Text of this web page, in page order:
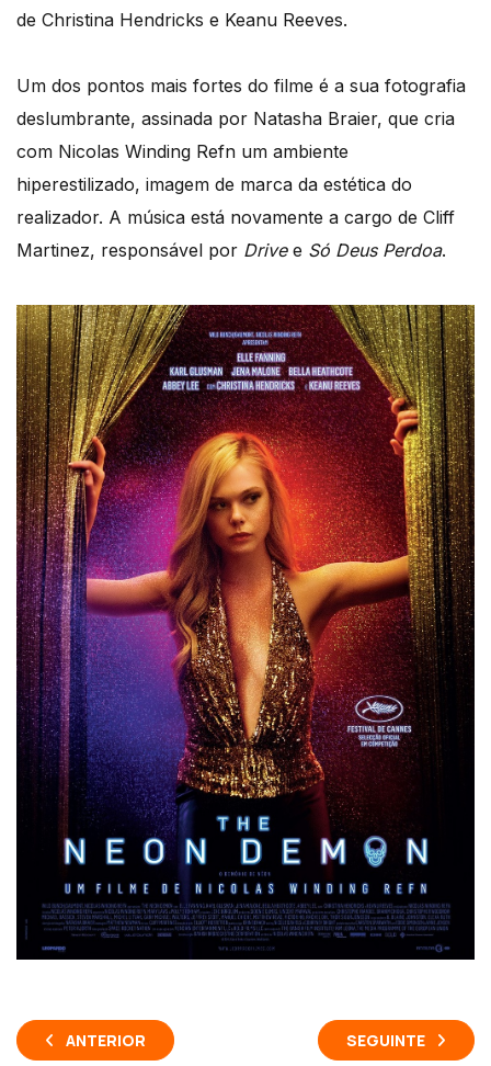
de Christina Hendricks e Keanu Reeves.
Um dos pontos mais fortes do filme é a sua fotografia
deslumbrante, assinada por Natasha Braier, que cria
com Nicolas Winding Refn um ambiente
hiperestilizado, imagem de marca da estética do
realizador. A música está novamente a cargo de Cliff
Martinez, responsável por Drivee Só Deus Perdoa.
ANTERIOR SEGUINTE